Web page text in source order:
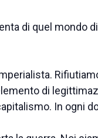
di quel mondo
di
In ogni